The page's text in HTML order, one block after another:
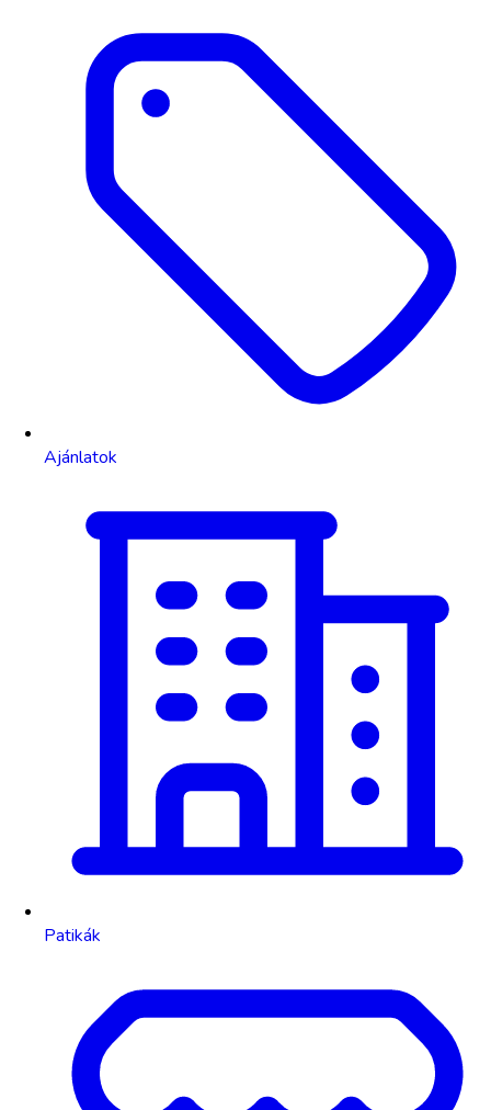
Ajánlatok
Patikák